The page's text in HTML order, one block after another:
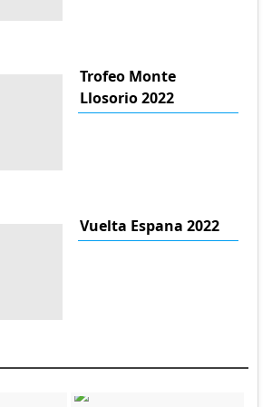
Trofeo Monte
Llosorio 2022
Vuelta Espana 2022